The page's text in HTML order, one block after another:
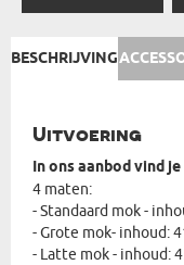
BESCHRIJVING
Uitvoering
In ons aanbod vind
4 maten:
- Standaard mok -
- Grote mok- inhoud:
- Latte mok - inhoud: